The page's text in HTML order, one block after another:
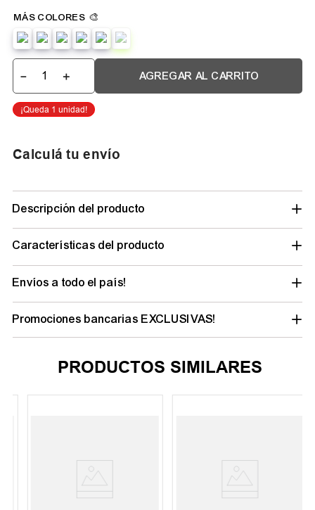
＋
－ AGREGAR AL CARRITO
Calculá tu envío
Descripción del producto
Características del producto
Envíos a todo el país!
Promociones bancarias EXCLUSIVAS!
PRODUCTOS SIMILARES